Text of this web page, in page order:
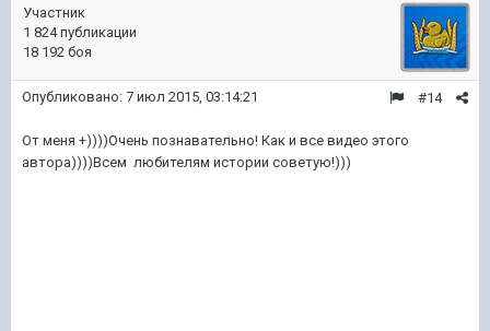
Участник
1 824 публикации
18 192 боя
#14
Опубликовано: 7 июл 2015, 03:14:21
От меня +))))Очень познавательно! Как и все видео этого
автора))))Всем любителям истории советую!)))